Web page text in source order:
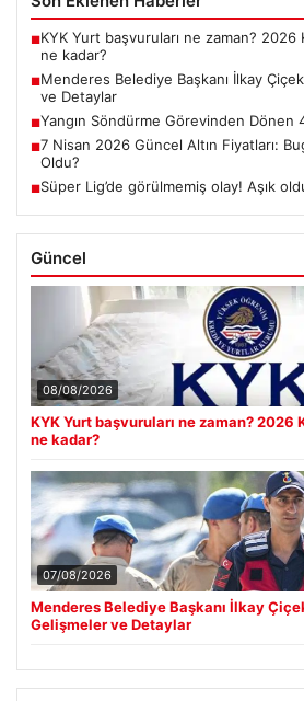
■KYK Yurt başvuruları ne zaman? 2026
ne kadar?
■Menderes Belediye Başkanı İlkay
ve Detaylar
■Yangın Söndürme Görevinden Dönen
■7 Nisan 2026 Güncel Altın Fiyatları:
Oldu?
■Süper Lig’de görülmemiş olay! Aşık
Güncel
08/08/2026
KYK Yurt başvuruları ne zaman? 2026
ne kadar?
07/08/2026
Menderes Belediye Başkanı İlkay
Gelişmeler ve Detaylar